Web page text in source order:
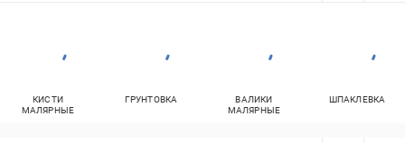
КИСТИ
МАЛЯРНЫЕ
ГРУНТОВКА
ВАЛИКИ
МАЛЯРНЫЕ
ШПАКЛЕВКА